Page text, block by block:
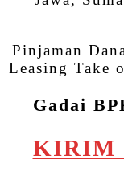
Pinjaman
Leasing Take
Gadai
KIRIM